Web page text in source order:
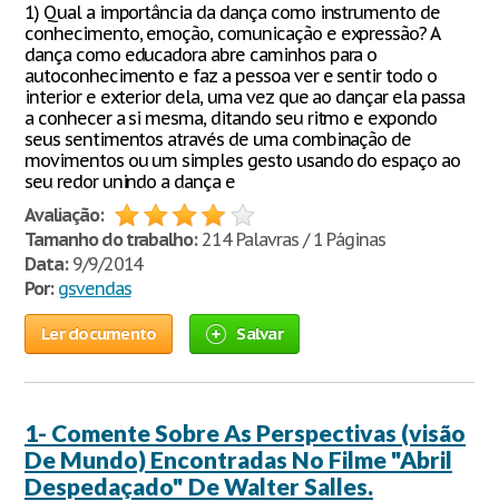
1) Qual a importância da dança como instrumento de
conhecimento, emoção, comunicação e expressão? A
dança como educadora abre caminhos para o
autoconhecimento e faz a pessoa ver e sentir todo o
interior e exterior dela, uma vez que ao dançar ela passa
a conhecer a si mesma, ditando seu ritmo e expondo
seus sentimentos através de uma combinação de
movimentos ou um simples gesto usando do espaço ao
seu redor unindo a dança e
Avaliação:
Tamanho do trabalho:214 Palavras / 1 Páginas
Data:9/9/2014
Por: gsvendas
Ler documento Salvar
1- Comente Sobre As Perspectivas (visão
De Mundo) Encontradas No Filme "Abril
Despedaçado" De Walter Salles.